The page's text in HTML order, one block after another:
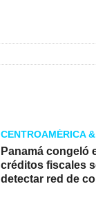
CENTROAMÉRICA
Panamá congeló
créditos fiscales
detectar red de